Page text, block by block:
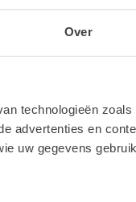
Over
technologieën zoals
advertenties en
uw gegevens